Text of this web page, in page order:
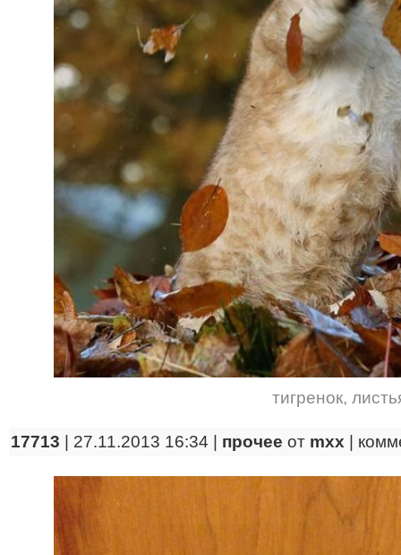
тигренок,
17713 | 27.11.2013 16:34 | прочее от mxx